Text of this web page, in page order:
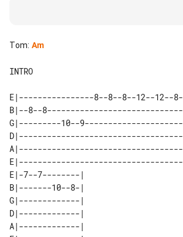
Tom: Am
INTRO
E|----------------8--8--8--12--12--8-
B|--8--8-----------------------------
G|---------10--9---------------------
D|-----------------------------------
A|-----------------------------------
E|-----------------------------------
E|-7--7--------|
B|-------10--8-|
G|-------------|
D|-------------|
A|-------------|